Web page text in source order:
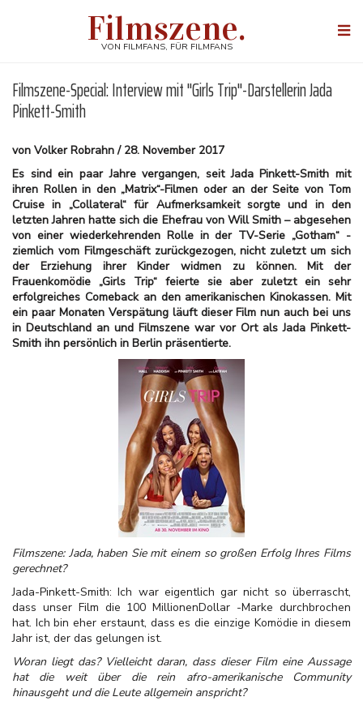
Filmszene.
VON FILMFANS, FÜR FILMFANS
Filmszene-Special: Interview mit "Girls Trip"-Darstellerin Jada
Pinkett-Smith
von Volker Robrahn / 28. November 2017
Es sind ein paar Jahre vergangen, seit Jada Pinkett-Smith mit
ihren Rollen in den „Matrix“-Filmen oder an der Seite von Tom
Cruise in „Collateral“ für Aufmerksamkeit sorgte und in den
letzten Jahren hatte sich die Ehefrau von Will Smith – abgesehen
von einer wiederkehrenden Rolle in der TV-Serie „Gotham“ -
ziemlich vom Filmgeschäft zurückgezogen, nicht zuletzt um sich
der Erziehung ihrer Kinder widmen zu können. Mit der
Frauenkomödie „Girls Trip“ feierte sie aber zuletzt ein sehr
erfolgreiches Comeback an den amerikanischen Kinokassen. Mit
ein paar Monaten Verspätung läuft dieser Film nun auch bei uns
in Deutschland an und Filmszene war vor Ort als Jada Pinkett-
Smith ihn persönlich in Berlin präsentierte.
Filmszene: Jada, haben Sie mit einem so großen Erfolg Ihres Films
gerechnet?
Jada-Pinkett-Smith: Ich war eigentlich gar nicht so überrascht,
dass unser Film die 100 MillionenDollar -Marke durchbrochen
hat. Ich bin eher erstaunt, dass es die einzige Komödie in diesem
Jahr ist, der das gelungen ist.
Woran liegt das? Vielleicht daran, dass dieser Film eine Aussage
hat die weit über die rein afro-amerikanische Community
hinausgeht und die Leute allgemein anspricht?